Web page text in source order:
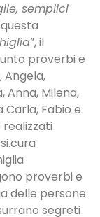
semplici
”, il
proverbi e
Angela,
Anna, Milena,
Carla, Fabio e
proverbi e
delle persone
segreti